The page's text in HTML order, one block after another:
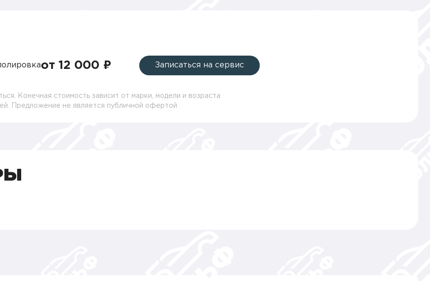
от 12 000 ₽ Записаться на сервис
Конечная стоимость зависит от марки, модели и возраста
Предложение не является публичной офертой